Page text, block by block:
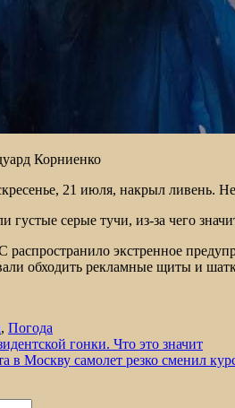
Корниенко
21 июля, накрыл ливень.
густые серые тучи, из-за чего
распространило экстренное
обходить рекламные щиты и
, Погода
гонки. Что это значит
в Москву самолет резко сменил